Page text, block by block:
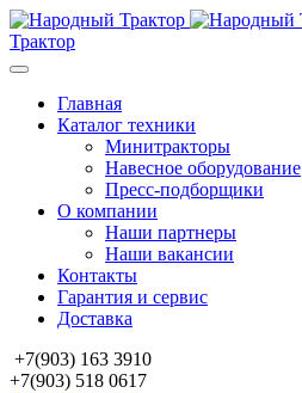
Трактор
Главная
Каталог техники
Минитракторы
Навесное оборудование
Пресс-подборщики
О компании
Наши партнеры
Наши вакансии
Контакты
Гарантия и сервис
Доставка
+7(903) 163 3910
+7(903) 518 0617